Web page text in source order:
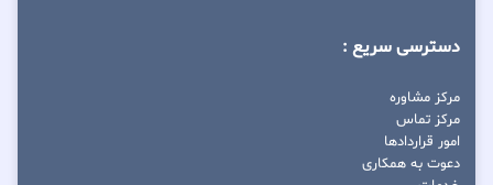
دسترسی سریع :
مرکز مشاوره
مرکز تماس
امور قراردادها
دعوت به همکاری